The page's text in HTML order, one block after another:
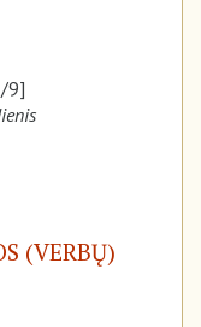
9]
(VERBŲ)